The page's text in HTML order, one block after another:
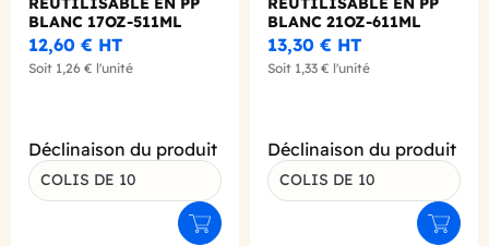
BLANC 17OZ-511ML
Ø90MM X1
12,60 € HT
Soit 1,26 € l'unité
Déclinaison du produit
COLIS DE 10
Ajouter au panier
BLANC 21OZ-611ML
Ø90MM X1
13,30 € HT
Soit 1,33 € l'unité
Déclinaison du produit
COLIS DE 10